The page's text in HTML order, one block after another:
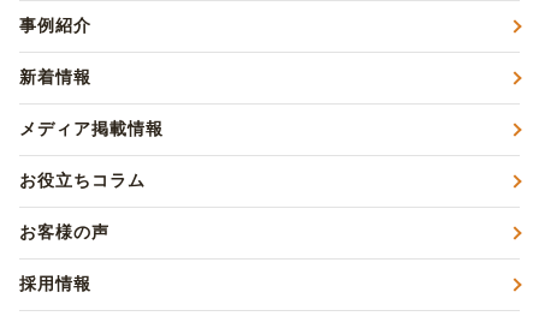
事例紹介
新着情報
メディア掲載情報
お役立ちコラム
お客様の声
採用情報